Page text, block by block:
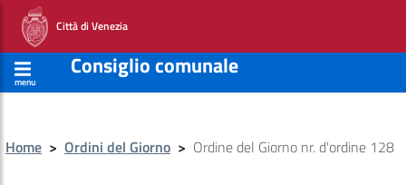
Città di Venezia
menu
Consiglio comunale
Home > Ordini del Giorno > Ordine del Giorno nr. d'ordine 128